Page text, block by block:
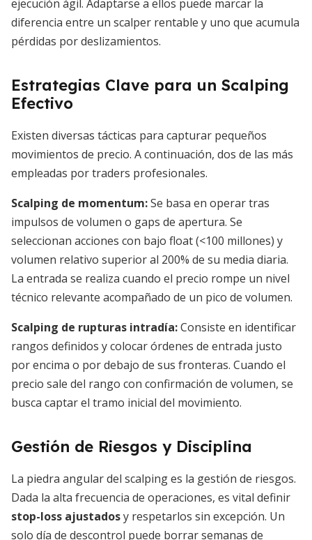
ejecución ágil. Adaptarse a ellos puede marcar la
diferencia entre un scalper rentable y uno que acumula
pérdidas por deslizamientos.
Estrategias Clave para un Scalping
Efectivo
Existen diversas tácticas para capturar pequeños
movimientos de precio. A continuación, dos de las más
empleadas por traders profesionales.
Scalping de momentum:Se basa en operar tras
impulsos de volumen o gaps de apertura. Se
seleccionan acciones con bajo float (<100 millones) y
volumen relativo superior al 200% de su media diaria.
La entrada se realiza cuando el precio rompe un nivel
técnico relevante acompañado de un pico de volumen.
Scalping de rupturas intradía:Consiste en identificar
rangos definidos y colocar órdenes de entrada justo
por encima o por debajo de sus fronteras. Cuando el
precio sale del rango con confirmación de volumen, se
busca captar el tramo inicial del movimiento.
Gestión de Riesgos y Disciplina
La piedra angular del scalping es la gestión de riesgos.
Dada la alta frecuencia de operaciones, es vital definir
stop-loss ajustadosy respetarlos sin excepción. Un
solo día de descontrol puede borrar semanas de